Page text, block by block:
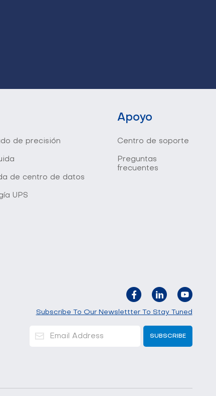
de precisión
de centro de datos
UPS
Apoyo
Centro de soporte
Preguntas
frecuentes
Subscribe To Our Newslettter To Stay Tuned